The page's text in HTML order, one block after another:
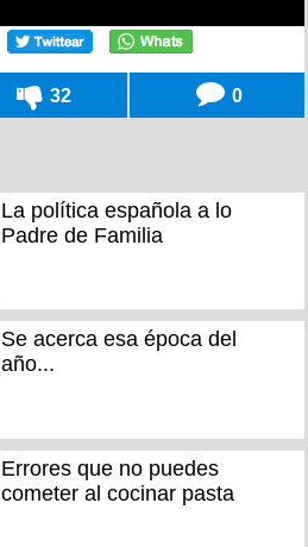
32 0
La política española a lo
Padre de Familia
Se acerca esa época del
año...
Errores que no puedes
cometer al cocinar pasta